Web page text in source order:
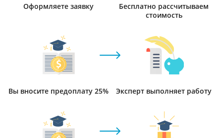
Оформляете заявку
Бесплатно рассчитываем
стоимость
Вы вносите предоплату 25% Эксперт выполняет работу